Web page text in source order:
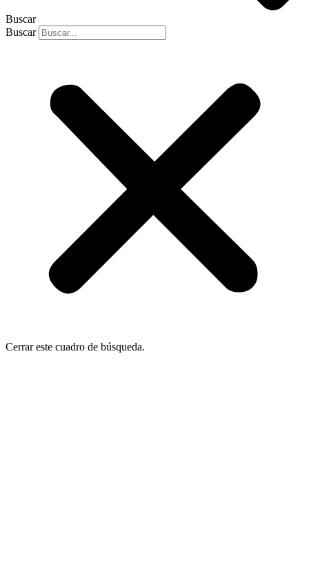
Buscar
Buscar
Cerrar este cuadro de búsqueda.